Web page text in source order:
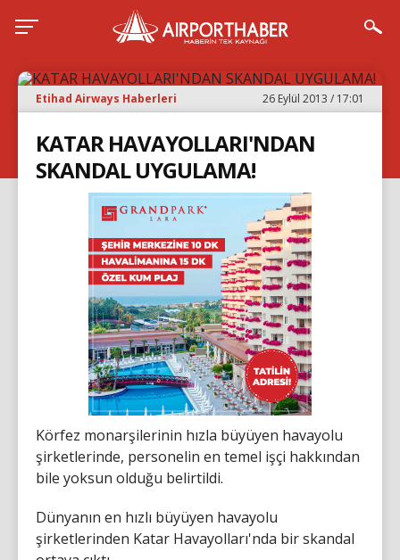
Etihad Airways Haberleri 26 Eylül 2013 / 17:01
KATAR HAVAYOLLARI'NDAN
SKANDAL UYGULAMA!
Körfez monarşilerinin hızla büyüyen havayolu
şirketlerinde, personelin en temel işçi hakkından
bile yoksun olduğu belirtildi.
Dünyanın en hızlı büyüyen havayolu
şirketlerinden Katar Havayolları'nda bir skandal